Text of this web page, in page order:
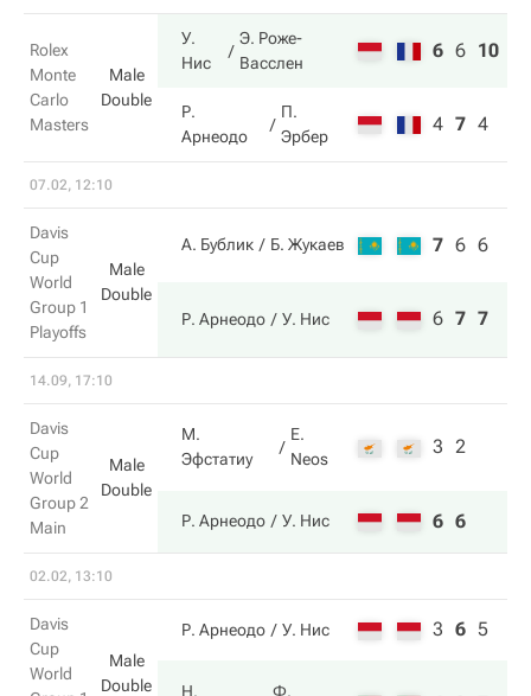
Rolex
Monte
Carlo
Masters
Male
Double
У.
Нис
Э. Роже-
Васслен
6 6 10
Р.
Арнеодо
П.
Эрбер
4 7 4
07.02, 12:10
Davis
Cup
World
Group 1
Playoffs
Male
Double
А. Бублик Б. Жукаев 7 6 6
Р. Арнеодо У. Нис 6 7 7
14.09, 17:10
Davis
Cup
World
Group 2
Main
Male
Double
М.
Эфстатиу
E.
Neos
3 2
Р. Арнеодо У. Нис 6 6
02.02, 13:10
Davis
Cup
World
Male
Double
Р. Арнеодо У. Нис 3 6 5
Н.
Ф.